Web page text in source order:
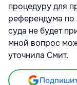
процедуру для
референдума по
суда не будет
мной вопрос
уточнила Смит.